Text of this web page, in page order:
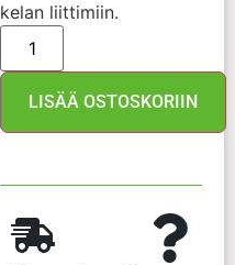
kelan liittimiin.
LISÄÄ OSTOSKORIIN